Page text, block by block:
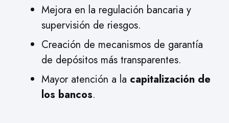
Mejora en la regulación bancaria y
supervisión de riesgos.
Creación de mecanismos de garantía
de depósitos más transparentes.
Mayor atención a la capitalización de
los bancos.